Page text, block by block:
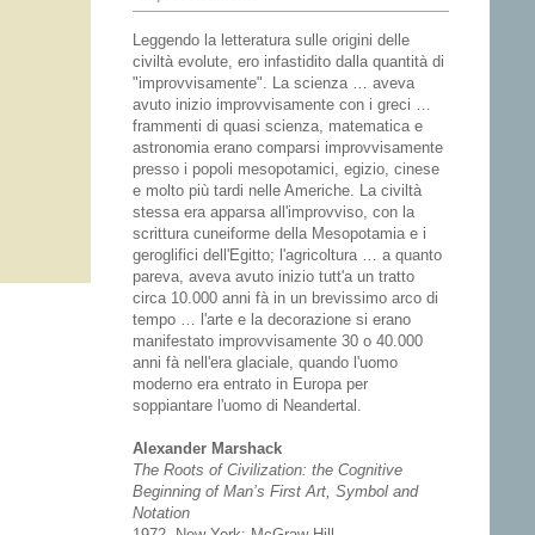
Leggendo la letteratura sulle origini delle
civiltà evolute, ero infastidito dalla quantità di
"improvvisamente". La scienza … aveva
avuto inizio improvvisamente con i greci …
frammenti di quasi scienza, matematica e
astronomia erano comparsi improvvisamente
presso i popoli mesopotamici, egizio, cinese
e molto più tardi nelle Americhe. La civiltà
stessa era apparsa all'improvviso, con la
scrittura cuneiforme della Mesopotamia e i
geroglifici dell'Egitto; l'agricoltura … a quanto
pareva, aveva avuto inizio tutt'a un tratto
circa 10.000 anni fà in un brevissimo arco di
tempo … l'arte e la decorazione si erano
manifestato improvvisamente 30 o 40.000
anni fà nell'era glaciale, quando l'uomo
moderno era entrato in Europa per
soppiantare l'uomo di Neandertal.
Alexander Marshack
The Roots of Civilization: the Cognitive
Beginning of Man’s First Art, Symbol and
Notation